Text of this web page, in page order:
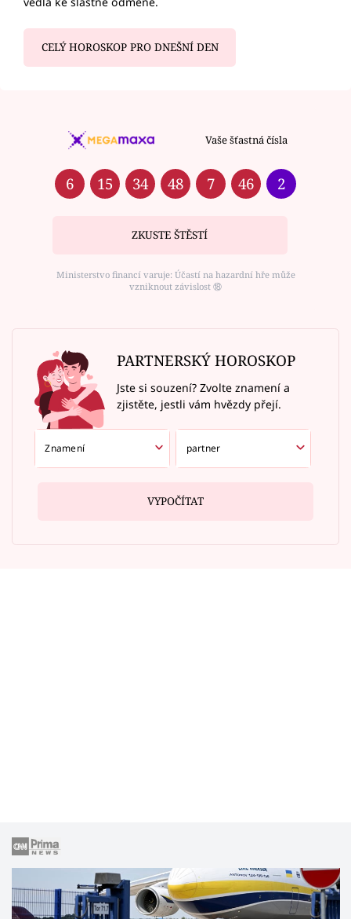
CELÝ HOROSKOP PRO DNEŠNÍ DEN
Vaše šťastná čísla
6 15 34 48 7 46 2
ZKUSTE ŠTĚSTÍ
Ministerstvo financí varuje: Účastí na hazardní hře může
vzniknout závislost ⑱
PARTNERSKÝ HOROSKOP
Jste si souzení? Zvolte znamení a
zjistěte, jestli vám hvězdy přejí.
VYPOČÍTAT